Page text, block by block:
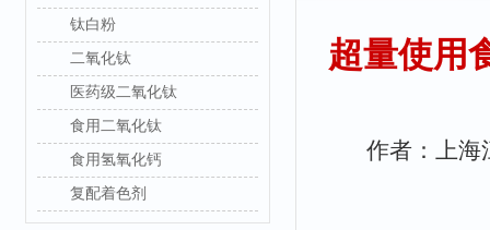
钛白粉
二氧化钛
医药级二氧化钛
食用二氧化钛
食用氢氧化钙
复配着色剂
超量使用
作者：上海